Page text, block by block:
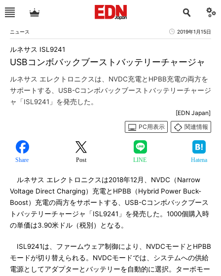
ニュース 2019年1月15日
USBコンボバックブーストバッテリーチャージャ
ルネサス ISL9241
ルネサス エレクトロニクスは、NVDC充電とHPBB充電の両方を
サポートする、USB-Cコンボバックブーストバッテリーチャージ
ャ「ISL9241」を発売した。
[EDN Japan]
PC用表示
関連情報
Share Post LINE Hatena
ルネサス エレクトロニクスは2018年12月、NVDC（Narrow
Voltage Direct Charging）充電とHPBB（Hybrid Power Buck-
Boost）充電の両方をサポートする、USB-Cコンボバックブース
トバッテリーチャージャ「ISL9241」を発売した。1000個購入時
の単価は3.90米ドル（税別）となる。
ISL9241は、ファームウェア制御により、NVDCモードとHPBB
モードが切り替えられる。NVDCモードでは、システムへの供給
電源としてアダプターとバッテリーを自動的に選択。ターボモー